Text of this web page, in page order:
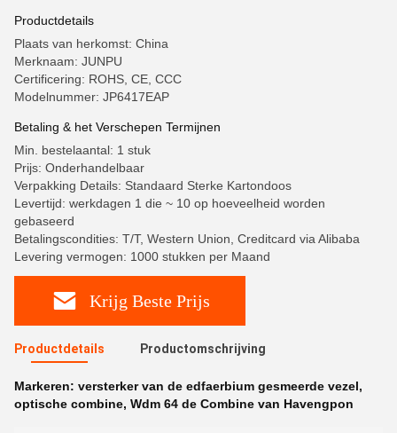
Productdetails
Plaats van herkomst: China
Merknaam: JUNPU
Certificering: ROHS, CE, CCC
Modelnummer: JP6417EAP
Betaling & het Verschepen Termijnen
Min. bestelaantal: 1 stuk
Prijs: Onderhandelbaar
Verpakking Details: Standaard Sterke Kartondoos
Levertijd: werkdagen 1 die ~ 10 op hoeveelheid worden
gebaseerd
Betalingscondities: T/T, Western Union, Creditcard via Alibaba
Levering vermogen: 1000 stukken per Maand
Krijg Beste Prijs
Productdetails Productomschrijving
Markeren: versterker van de edfaerbium gesmeerde vezel,
optische combine, Wdm 64 de Combine van Havengpon